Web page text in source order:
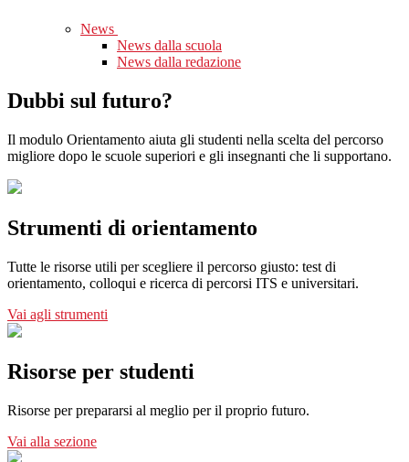
News
News dalla scuola
News dalla redazione
Dubbi sul futuro?
Il modulo Orientamento aiuta gli studenti nella scelta del percorso
migliore dopo le scuole superiori e gli insegnanti che li supportano.
Strumenti di orientamento
Tutte le risorse utili per scegliere il percorso giusto: test di
orientamento, colloqui e ricerca di percorsi ITS e universitari.
Vai agli strumenti
Risorse per studenti
Risorse per prepararsi al meglio per il proprio futuro.
Vai alla sezione